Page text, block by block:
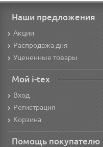
Наши предложения
Акции
Распродажа дня
Уцененные товары
Мой i-tex
Вход
Регистрация
Корзина
Помощь покупателю